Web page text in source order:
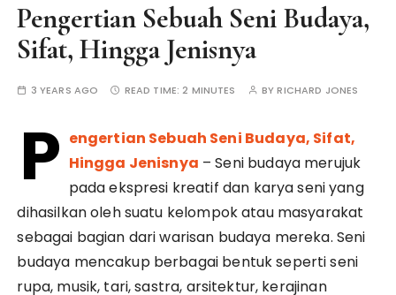
Pengertian Sebuah Seni Budaya,
Sifat, Hingga Jenisnya
3 YEARS AGO READ TIME:2 MINUTES BYRICHARD JONES
P engertian Sebuah Seni Budaya, Sifat,
Hingga Jenisnya – Seni budaya merujuk
pada ekspresi kreatif dan karya seni yang
dihasilkan oleh suatu kelompok atau masyarakat
sebagai bagian dari warisan budaya mereka. Seni
budaya mencakup berbagai bentuk seperti seni
rupa, musik, tari, sastra, arsitektur, kerajinan